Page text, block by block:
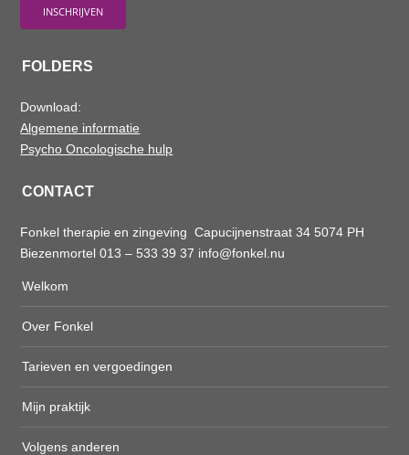
FOLDERS
Download:
Algemene informatie
Psycho Oncologische hulp
CONTACT
Fonkel therapie en zingeving Capucijnenstraat 34 5074 PH
Biezenmortel 013 – 533 39 37 info@fonkel.nu
Welkom
Over Fonkel
Tarieven en vergoedingen
Mijn praktijk
Volgens anderen